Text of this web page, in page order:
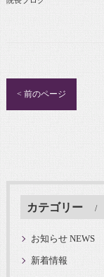
< 前のページ
カテゴリー
お知らせ NEWS
新着情報